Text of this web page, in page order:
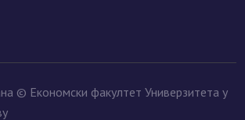
© Економски факултет Универзитета у